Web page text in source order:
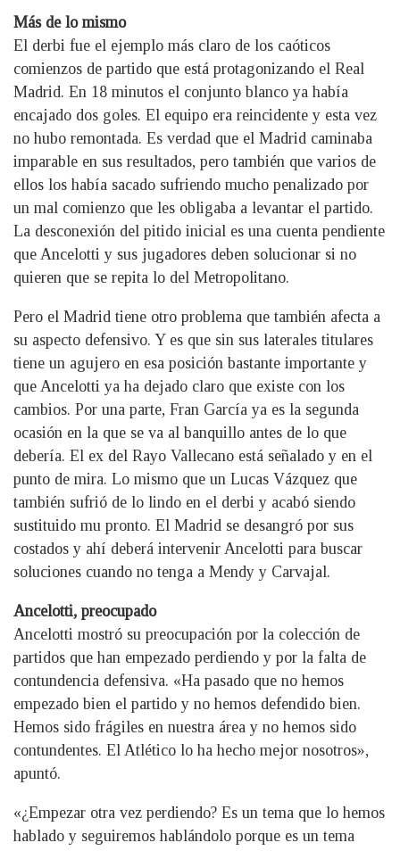
Más de lo mismo
El derbi fue el ejemplo más claro de los caóticos
comienzos de partido que está protagonizando el Real
Madrid. En 18 minutos el conjunto blanco ya había
encajado dos goles. El equipo era reincidente y esta vez
no hubo remontada. Es verdad que el Madrid caminaba
imparable en sus resultados, pero también que varios de
ellos los había sacado sufriendo mucho penalizado por
un mal comienzo que les obligaba a levantar el partido.
La desconexión del pitido inicial es una cuenta pendiente
que Ancelotti y sus jugadores deben solucionar si no
quieren que se repita lo del Metropolitano.
Pero el Madrid tiene otro problema que también afecta a
su aspecto defensivo. Y es que sin sus laterales titulares
tiene un agujero en esa posición bastante importante y
que Ancelotti ya ha dejado claro que existe con los
cambios. Por una parte, Fran García ya es la segunda
ocasión en la que se va al banquillo antes de lo que
debería. El ex del Rayo Vallecano está señalado y en el
punto de mira. Lo mismo que un Lucas Vázquez que
también sufrió de lo lindo en el derbi y acabó siendo
sustituido mu pronto. El Madrid se desangró por sus
costados y ahí deberá intervenir Ancelotti para buscar
soluciones cuando no tenga a Mendy y Carvajal.
Ancelotti, preocupado
Ancelotti mostró su preocupación por la colección de
partidos que han empezado perdiendo y por la falta de
contundencia defensiva. «Ha pasado que no hemos
empezado bien el partido y no hemos defendido bien.
Hemos sido frágiles en nuestra área y no hemos sido
contundentes. El Atlético lo ha hecho mejor nosotros»,
apuntó.
«¿Empezar otra vez perdiendo? Es un tema que lo hemos
hablado y seguiremos hablándolo porque es un tema